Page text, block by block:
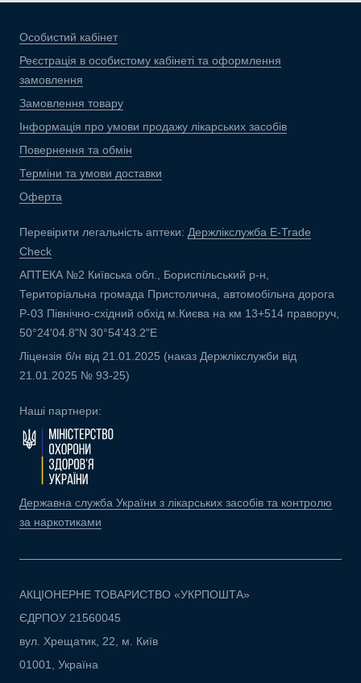
Особистий кабінет
Реєстрація в особистому кабінеті та оформлення
замовлення
Замовлення товару
Інформація про умови продажу лікарських засобів
Повернення та обмін
Терміни та умови доставки
Оферта
Перевірити легальність аптеки: Держлікслужба E-Trade
Check
АПТЕКА №2 Київська обл., Бориспільський р-н,
Територіальна громада Пристолична, автомобільна дорога
Р-03 Північно-східний обхід м.Києва на км 13+514 праворуч,
50°24'04.8"N 30°54'43.2"E
Ліцензія б/н від 21.01.2025 (наказ Держлікслужби від
21.01.2025 № 93-25)
Наші партнери:
Державна служба України з лікарських засобів та контролю
за наркотиками
АКЦІОНЕРНЕ ТОВАРИСТВО «УКРПОШТА»
ЄДРПОУ 21560045
вул. Хрещатик, 22, м. Київ
01001, Україна